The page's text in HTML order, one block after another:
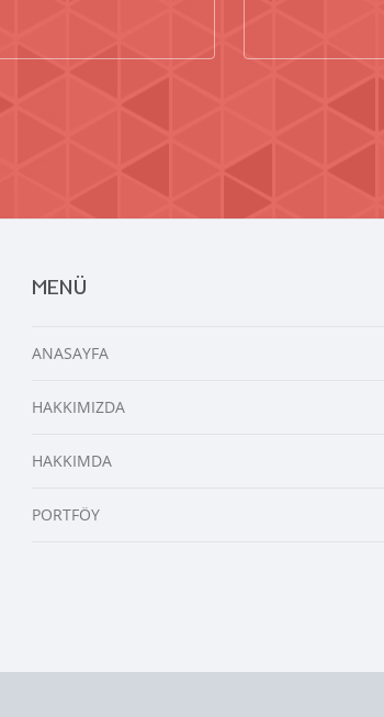
MENÜ
ANASAYFA
HAKKIMIZDA
HAKKIMDA
PORTFÖY